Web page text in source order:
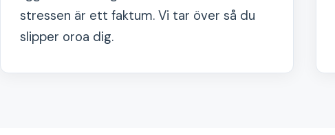
stressen är ett faktum. Vi tar över så du
slipper oroa dig.